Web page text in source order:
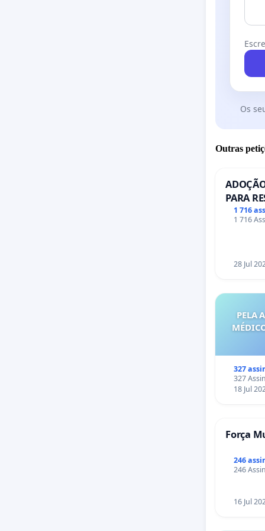
Os
Outras
PARA
PONTE
1 716
1 716
28 Jul
PELA
327
327
18 Jul
Força
246
246
16 Jul